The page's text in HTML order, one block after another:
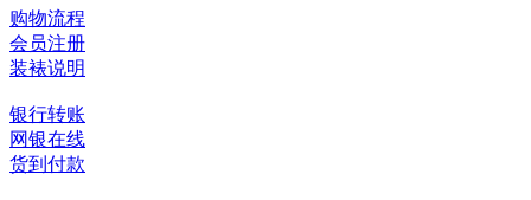
购物流程
会员注册
装裱说明
银行转账
网银在线
货到付款